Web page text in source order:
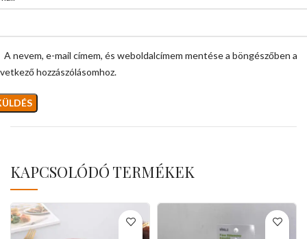
A nevem, e-mail címem, és weboldalcímem mentése a böngészőben a
hozzászólásomhoz.
KAPCSOLÓDÓ TERMÉKEK